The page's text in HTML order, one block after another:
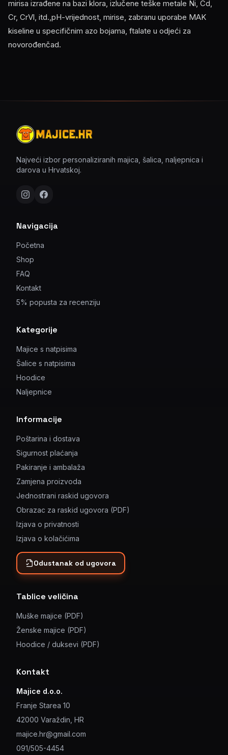
mirisa izrađene na bazi klora, izlučene teške metale Ni, Cd,
Cr, CrVl, itd.,pH-vrijednost, mirise, zabranu uporabe MAK
kiseline u specifičnim azo bojama, ftalate u odjeći za
novorođenčad.
Najveći izbor personaliziranih majica, šalica, naljepnica i
darova u Hrvatskoj.
Navigacija
Početna
Shop
FAQ
Kontakt
5% popusta za recenziju
Kategorije
Majice s natpisima
Šalice s natpisima
Hoodice
Naljepnice
Informacije
Poštarina i dostava
Sigurnost plaćanja
Pakiranje i ambalaža
Zamjena proizvoda
Jednostrani raskid ugovora
Obrazac za raskid ugovora (PDF)
Izjava o privatnosti
Izjava o kolačićima
Odustanak od ugovora
Tablice veličina
Muške majice (PDF)
Ženske majice (PDF)
Hoodice / duksevi (PDF)
Kontakt
Majice d.o.o.
Franje Starea 10
42000 Varaždin, HR
majice.hr@gmail.com
091/505-4454